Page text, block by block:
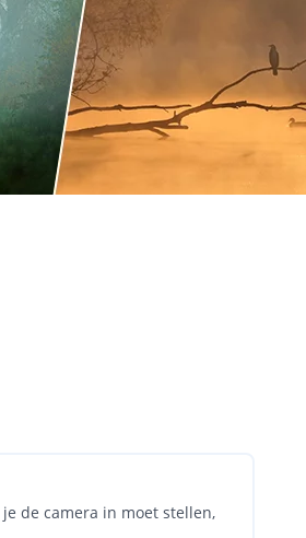
de camera in moet stellen,